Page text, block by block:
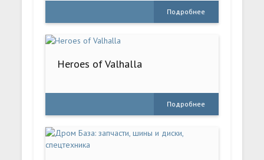
Подробнее
Heroes of Valhalla
Подробнее